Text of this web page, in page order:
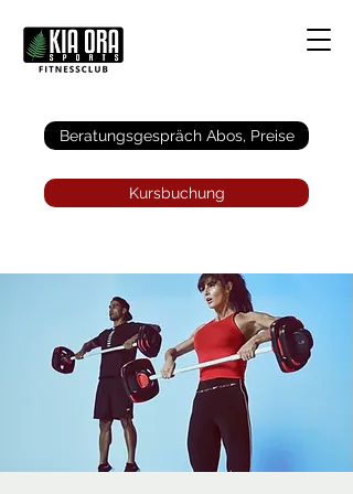
Beratungsgespräch Abos, Preise
Kursbuchung